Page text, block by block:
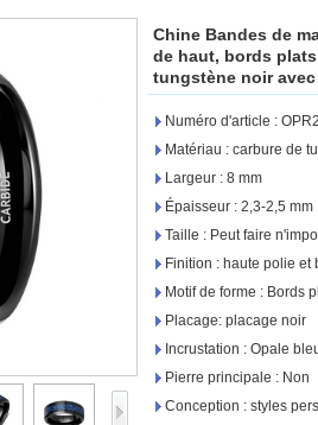
Chine Bandes de
de haut, bords
tungstène noir
Numéro d'article :
Matériau : carbure de
Largeur : 8 mm
Épaisseur : 2,3-2,5 mm
Taille : Peut faire
Finition : haute polie et
Motif de forme : Bords
Placage: placage noir
Incrustation : Opale
Pierre principale : Non
Conception : styles